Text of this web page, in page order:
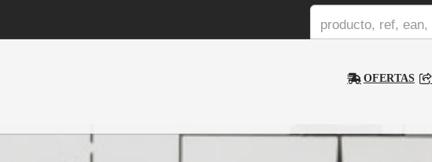
OFERTAS